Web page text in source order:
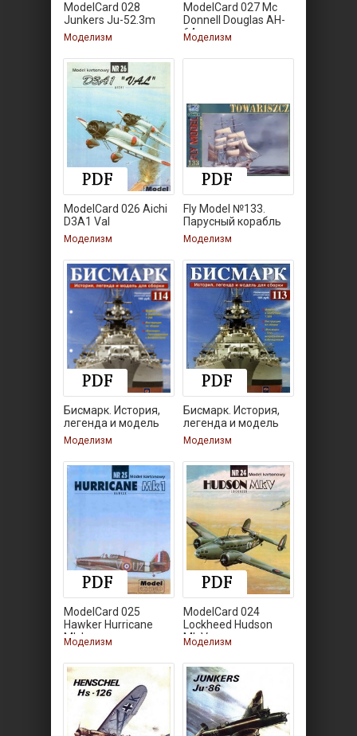
ModelCard 028
Junkers Ju-52.3m
Моделизм
ModelCard 027 Mc
Donnell Douglas AH-
64
Моделизм
ModelCard 026 Aichi
D3A1 Val
Моделизм
Fly Model №133.
Парусный корабль
Моделизм
Бисмарк. История,
легенда и модель
для
Моделизм
Бисмарк. История,
легенда и модель
для
Моделизм
ModelCard 025
Hawker Hurricane
Mk.I
Моделизм
ModelCard 024
Lockheed Hudson
Mk.V
Моделизм